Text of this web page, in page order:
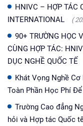
HNIVC – HỢP TÁC
INTERNATIONAL
(
90+ TRƯỜNG HỌC
CÙNG HỢP TÁC:
DỤC NGHỀ QUỐC TẾ
Khát Vọng Nghề
Toàn Phần Học Phí
Trường Cao đẳng
hỏi và Hợp tác Quốc